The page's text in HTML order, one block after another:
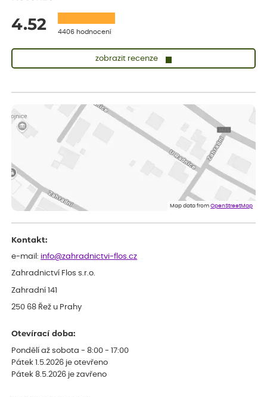
4.52 4406 hodnocení
zobrazit recenze
Měla jsem pouze 1objednavku a zatím jsem spokojená se
sazenicemi
Miroslava
Rostliny byly v pořádku, dobře zabalené, celková spokojenost.
Doporučuji :). Spokojenost, stromky v pěkném stavu. Jediné, co
my chybělo, bylo komunikování nedostupného zboží před
Map data fromOpenStreetMap
Kontakt:
e-mail: info@zahradnictvi-flos.cz
Zahradnictví Flos s.r.o.
Zahradní 141
250 68 Řež u Prahy
Otevírací doba:
Pondělí až sobota - 8:00 - 17:00
Pátek 1.5.2026 je otevřeno
Pátek 8.5.2026 je zavřeno